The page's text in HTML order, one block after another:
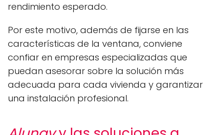
rendimiento esperado.
Por este motivo, además de fijarse en las
características de la ventana, conviene
confiar en empresas especializadas que
puedan asesorar sobre la solución más
adecuada para cada vivienda y garantizar
una instalación profesional.